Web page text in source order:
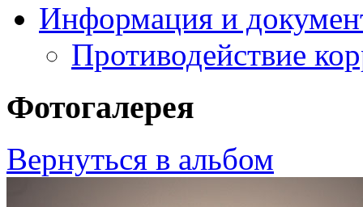
Информация и
Противодействие
Фотогалерея
Вернуться в альбом